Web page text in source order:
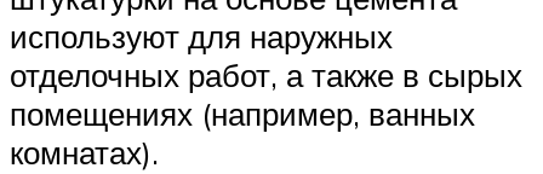
используют для наружных
отделочных работ, а также в сырых
помещениях (например, ванных
комнатах).